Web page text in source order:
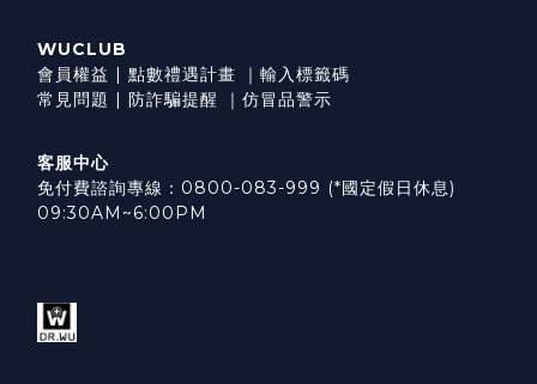
WUCLUB
會員權益 | 點數禮遇計畫 ｜ 輸入標籤碼
常見問題 | 防詐騙提醒 ｜ 仿冒品警示
客服中心
免付費諮詢專線：0800-083-999 (*國定假日休息)
09:30AM~6:00PM